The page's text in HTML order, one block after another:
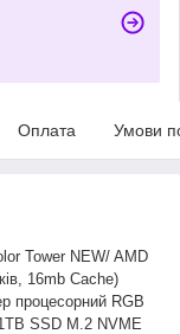
Оплата Умови
Tower NEW/ AMD
16mb Cache)
процесорний RGB
SSD M.2 NVME